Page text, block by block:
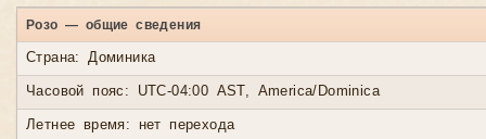
Розо — общие сведения
Страна: Доминика
Часовой пояс: UTC-04:00 AST, America/Dominica
Летнее время: нет перехода